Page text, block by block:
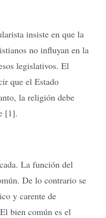
insiste en que la
no influyan en la
legislativos. El
que el Estado
la religión debe
[1].
La función del
De lo contrario se
y carente de
bien común es el